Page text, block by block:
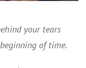
your tears
of time.